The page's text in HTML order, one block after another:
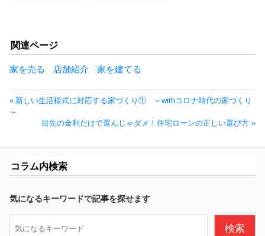
関連ページ
家を売る 店舗紹介 家を建てる
投
稿
シ
ョ
前
の
新しい生活様式に対応する家づくり① ～withコロナ時代の家づくり
～
次
目先の金利だけで選んじゃダメ！住宅ローンの正しい選び方
コラム内検索
気になるキーワードで記事を探せます
索
検索